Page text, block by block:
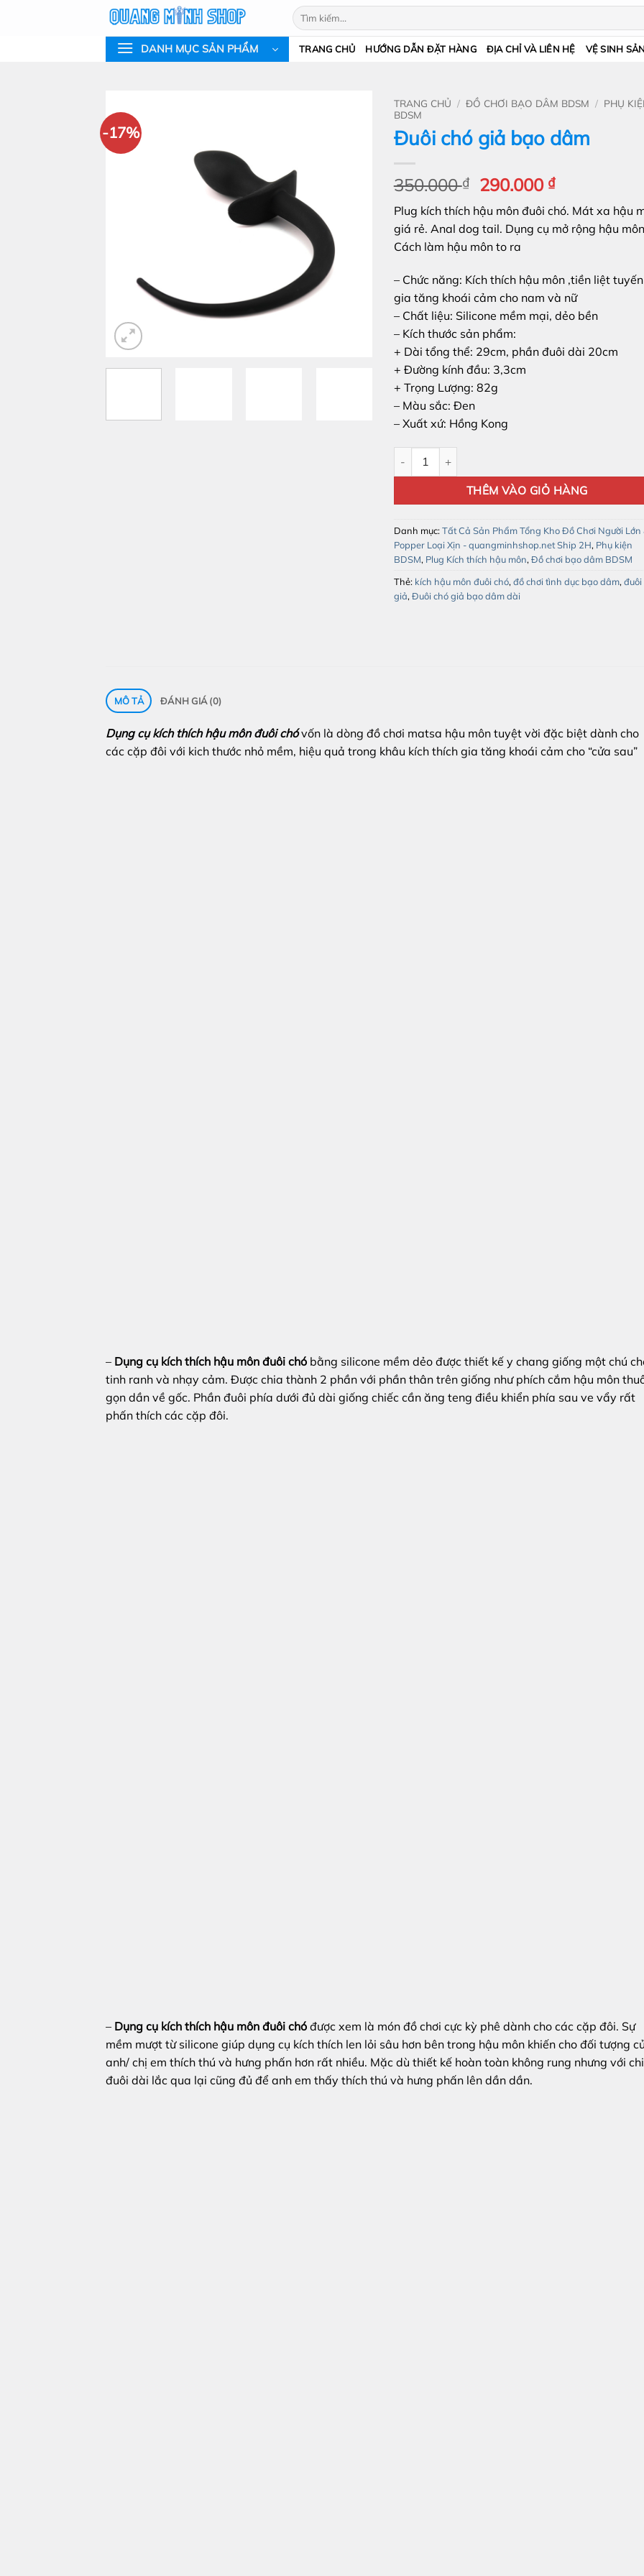
Tìm
kiếm:
DANH MỤC SẢN PHẨM TRANG CHỦ HƯỚNG DẪN ĐẶT HÀNG ĐỊA CHỈ VÀ LIÊN HỆ VỆ SINH
-17%
TRANG CHỦ / ĐỒ CHƠI BẠO DÂM BDSM / PHỤ
BDSM
Đuôi chó giả bạo dâm
350.000₫
Giá
gốc
là:
350.000 ₫.
290.000 ₫Giá
hiện
tại
là:
Plug kích thích hậu môn đuôi chó. Mát xa hậu
giá rẻ. Anal dog tail. Dụng cụ mở rộng hậu
Cách làm hậu môn to ra
– Chức năng: Kích thích hậu môn ,tiền liệt
gia tăng khoái cảm cho nam và nữ
– Chất liệu: Silicone mềm mại, dẻo bền
– Kích thước sản phẩm:
+ Dài tổng thể: 29cm, phần đuôi dài 20cm
+ Đường kính đầu: 3,3cm
+ Trọng Lượng: 82g
– Màu sắc: Đen
– Xuất xứ: Hồng Kong
Đuôi chó giả bạo dâm số lượng
THÊM VÀO GIỎ HÀNG
Danh mục:Tất Cả Sản Phẩm Tổng Kho Đồ Chơi Người Lớn
Popper Loại Xịn - quangminhshop.net Ship 2H, Phụ kiện
BDSM, Plug Kích thích hậu môn, Đồ chơi bạo dâm BDSM
Thẻ: kích hậu môn đuôi chó, đồ chơi tình dục bạo dâm, đuôi
giả, Đuôi chó giả bạo dâm dài
MÔ TẢ ĐÁNH GIÁ (0)
Dụng cụ kích thích hậu môn đuôi chóvốn là dòng đồ chơi matsa hậu môn tuyệt vời đặc biệt dành cho
các cặp đôi với kich thước nhỏ mềm, hiệu quả trong khâu kích thích gia tăng khoái cảm cho “cửa sau”
– Dụng cụ kích thích hậu môn đuôi chó bằng silicone mềm dẻo được thiết kế y chang giống một chú
tinh ranh và nhạy cảm. Được chia thành 2 phần với phần thân trên giống như phích cắm hậu môn
gọn dần về gốc. Phần đuôi phía dưới đủ dài giống chiếc cần ăng teng điều khiển phía sau ve vẩy rất
phấn thích các cặp đôi.
– Dụng cụ kích thích hậu môn đuôi chó được xem là món đồ chơi cực kỳ phê dành cho các cặp đôi. Sự
mềm mượt từ silicone giúp dụng cụ kích thích len lỏi sâu hơn bên trong hậu môn khiến cho đối tượng
anh/ chị em thích thú và hưng phấn hơn rất nhiều. Mặc dù thiết kế hoàn toàn không rung nhưng với
đuôi dài lắc qua lại cũng đủ để anh em thấy thích thú và hưng phấn lên dần dần.